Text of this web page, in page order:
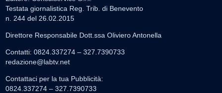
Testata giornalistica Reg. Trib. di Benevento
n. 244 del 26.02.2015
Direttore Responsabile Dott.ssa Oliviero Antonella
Contatti: 0824.337274 – 327.7390733
redazione@labtv.net
Contattaci per la tua Pubblicità:
0824.337274 – 327.7390733